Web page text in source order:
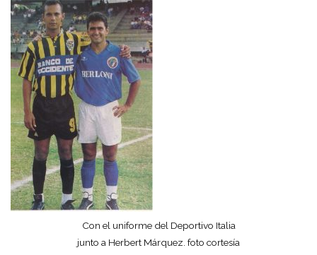
Con el uniforme del Deportivo Italia
junto a Herbert Márquez. foto cortesía